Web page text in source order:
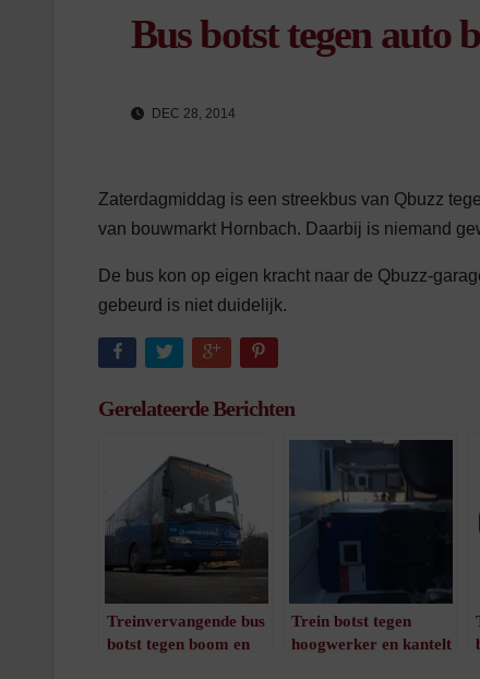
Bus botst tegen auto
DEC 28, 2014
Zaterdagmiddag is een streekbus van Qbuzz
van bouwmarkt Hornbach. Daarbij is niemand
De bus kon op eigen kracht naar de Qbuzz-
gebeurd is niet duidelijk.
Gerelateerde Berichten
Treinvervangende bus
botst tegen boom en
Trein botst tegen
hoogwerker en kantelt